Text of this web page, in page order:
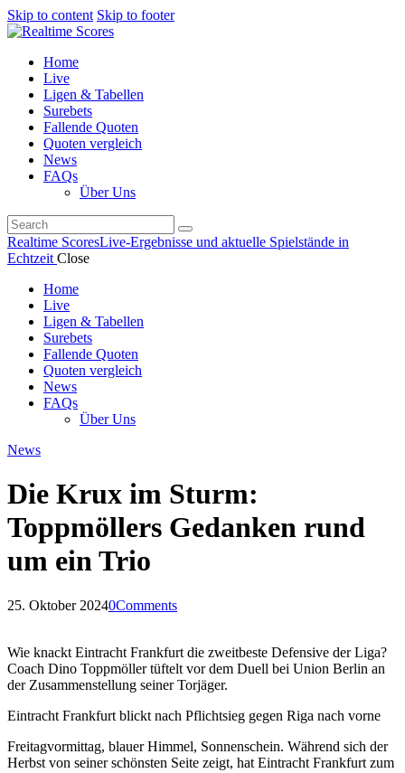
Skip to content Skip to footer
Home
Live
Ligen & Tabellen
Surebets
Fallende Quoten
Quoten vergleich
News
FAQs
Über Uns
Realtime ScoresLive-Ergebnisse und aktuelle Spielstände in
Echtzeit Close
Home
Live
Ligen & Tabellen
Surebets
Fallende Quoten
Quoten vergleich
News
FAQs
Über Uns
News
Die Krux im Sturm:
Toppmöllers Gedanken rund
um ein Trio
25. Oktober 20240Comments
Wie knackt Eintracht Frankfurt die zweitbeste Defensive der Liga?
Coach Dino Toppmöller tüftelt vor dem Duell bei Union Berlin an
der Zusammenstellung seiner Torjäger.
Eintracht Frankfurt blickt nach Pflichtsieg gegen Riga nach vorne
Freitagvormittag, blauer Himmel, Sonnenschein. Während sich der
Herbst von seiner schönsten Seite zeigt, hat Eintracht Frankfurt zum